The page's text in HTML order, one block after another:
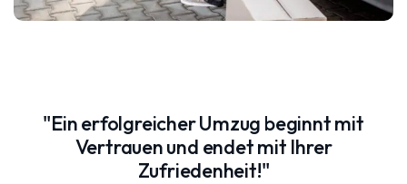
"Ein erfolgreicher Umzug beginnt mit
Vertrauen und endet mit Ihrer
Zufriedenheit!"